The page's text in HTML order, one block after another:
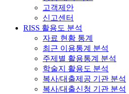
고객제안
신고센터
RISS 활용도 분석
자료 현황 통계
최근 이용통계 분석
주제별 활용통계 분석
학술지 활용도 분석
복사/대출제공 기관 분석
복사/대출신청 기관 분석